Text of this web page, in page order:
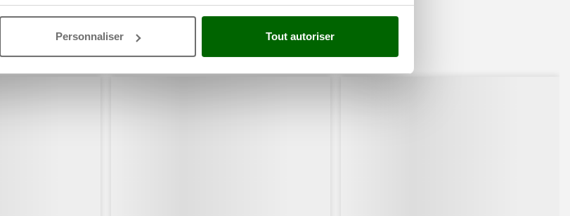
Personnaliser Tout autoriser
également ces articles: